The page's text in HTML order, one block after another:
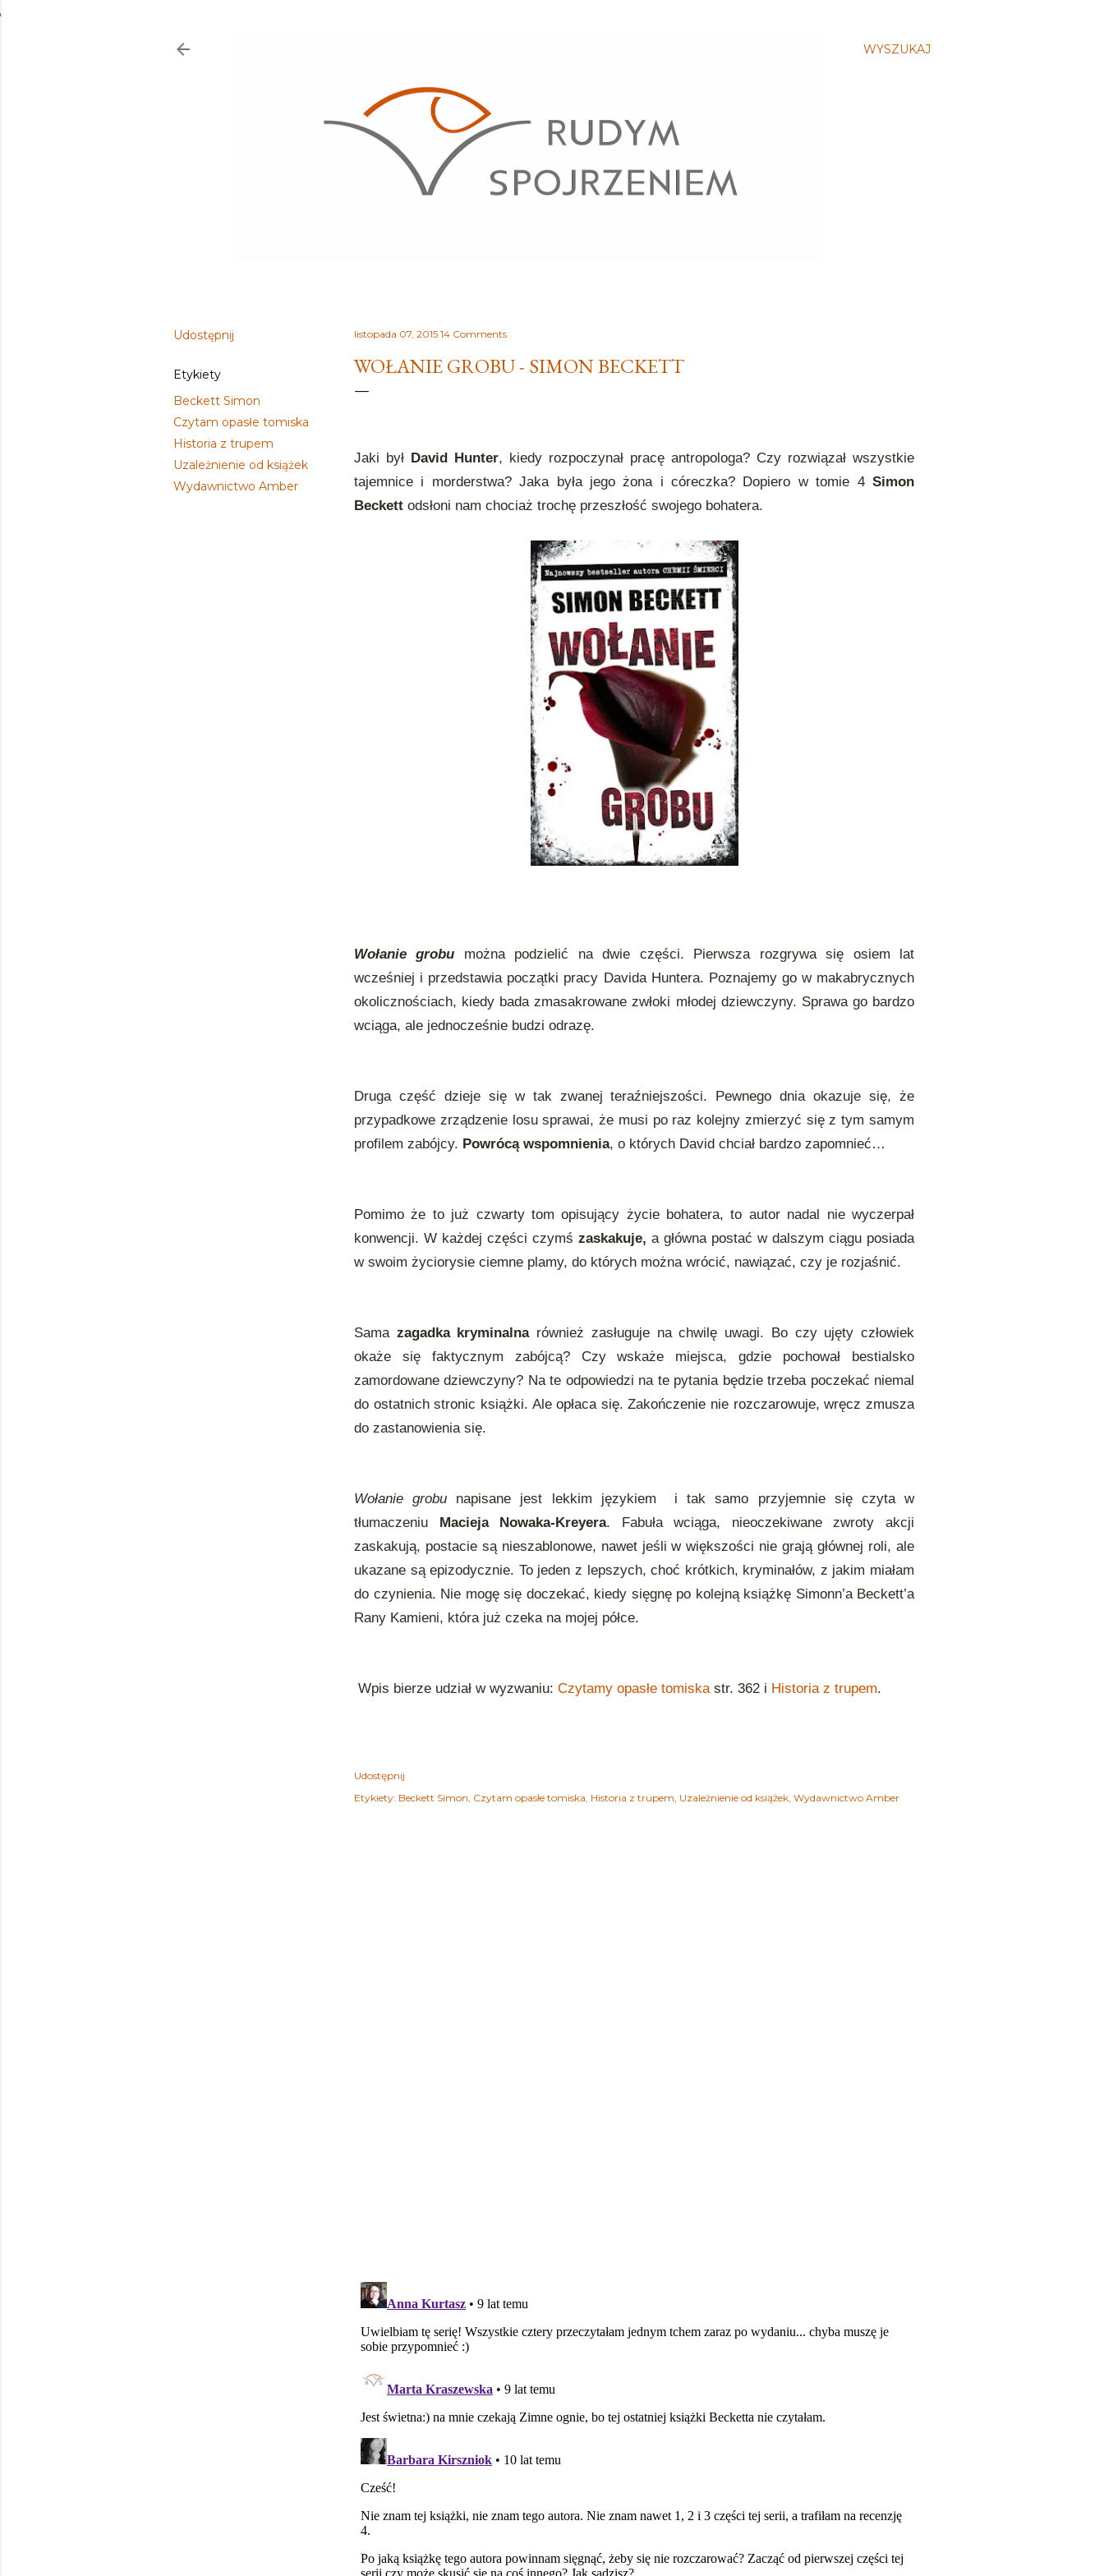
WYSZUKAJ
Udostępnij
Etykiety
Beckett Simon
Czytam opasłe tomiska
Historia z trupem
Uzależnienie od książek
Wydawnictwo Amber
listopada 07, 2015 14 Comments
WOŁANIE GROBU - SIMON BECKETT
Jaki był David Hunter, kiedy rozpoczynał pracę antropologa? Czy rozwiązał wszystkie
tajemnice i morderstwa? Jaka była jego żona i córeczka? Dopiero w tomie 4 Simon
Beckett odsłoni nam chociaż trochę przeszłość swojego bohatera.
Wołanie grobu można podzielić na dwie części. Pierwsza rozgrywa się osiem lat
wcześniej i przedstawia początki pracy Davida Huntera. Poznajemy go w makabrycznych
okolicznościach, kiedy bada zmasakrowane zwłoki młodej dziewczyny. Sprawa go bardzo
wciąga, ale jednocześnie budzi odrazę.
Druga część dzieje się w tak zwanej teraźniejszości. Pewnego dnia okazuje się, że
przypadkowe zrządzenie losu sprawai, że musi po raz kolejny zmierzyć się z tym samym
profilem zabójcy. Powrócą wspomnienia, o których David chciał bardzo zapomnieć…
Pomimo że to już czwarty tom opisujący życie bohatera, to autor nadal nie wyczerpał
konwencji. W każdej części czymś zaskakuje, a główna postać w dalszym ciągu posiada
w swoim życiorysie ciemne plamy, do których można wrócić, nawiązać, czy je rozjaśnić.
Sama zagadka kryminalnarównież zasługuje na chwilę uwagi. Bo czy ujęty człowiek
okaże się faktycznym zabójcą? Czy wskaże miejsca, gdzie pochował bestialsko
zamordowane dziewczyny? Na te odpowiedzi na te pytania będzie trzeba poczekać niemal
do ostatnich stronic książki. Ale opłaca się. Zakończenie nie rozczarowuje, wręcz zmusza
do zastanowienia się.
Wołanie grobu napisane jest lekkim językiem
i tak samo przyjemnie się czyta w
tłumaczeniu
Macieja Nowaka-Kreyera. Fabuła wciąga, nieoczekiwane zwroty akcji
zaskakują, postacie są nieszablonowe, nawet jeśli w większości nie grają głównej roli, ale
ukazane są epizodycznie. To jeden z lepszych, choć krótkich, kryminałów, z jakim miałam
do czynienia. Nie mogę się doczekać, kiedy sięgnę po kolejną książkę Simonn’a Beckett’a
Rany Kamieni, która już czeka na mojej półce.
Wpis bierze udział w wyzwaniu: Czytamy opasłe tomiskastr. 362 i Historia z trupem.
Udostępnij
Etykiety: Beckett Simon Czytam opasłe tomiska Historia z trupem Uzależnienie od książek Wydawnictwo Amber